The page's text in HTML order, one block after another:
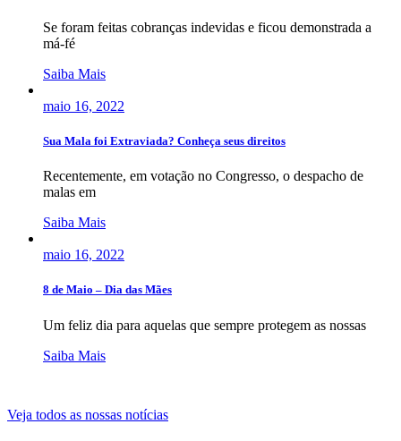
Se foram feitas cobranças indevidas e ficou demonstrada a
má-fé
Saiba Mais
maio 16, 2022
Sua Mala foi Extraviada? Conheça seus direitos
Recentemente, em votação no Congresso, o despacho de
malas em
Saiba Mais
maio 16, 2022
8 de Maio – Dia das Mães
Um feliz dia para aquelas que sempre protegem as nossas
Saiba Mais
Veja todos as nossas notícias